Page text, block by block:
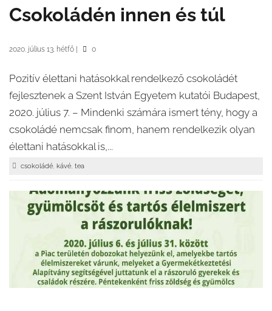
Csokoládén innen és túl
2020. július 13. hétfő 0
Pozitív élettani hatásokkal rendelkező csokoládét
fejlesztenek a Szent István Egyetem kutatói Budapest,
2020. július 7. – Mindenki számára ismert tény, hogy a
csokoládé nemcsak finom, hanem rendelkezik olyan
élettani hatásokkal is,...
csokoládé, kávé, tea